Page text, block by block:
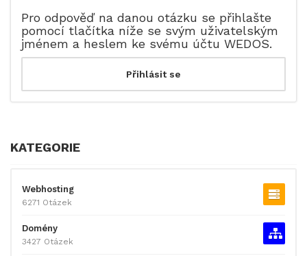
Pro odpověď na danou otázku se přihlašte
pomocí tlačítka níže se svým uživatelským
jménem a heslem ke svému účtu WEDOS.
KATEGORIE
Webhosting
6271 Otázek
Domény
3427 Otázek